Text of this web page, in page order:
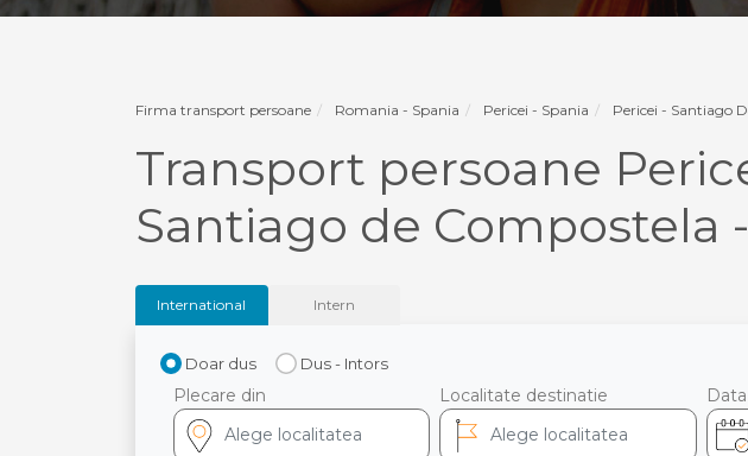
Firma transport persoane Romania - Spania Pericei - Spania Pericei - Santiago
Transport persoane
Santiago de Compostela
International Intern
Doar dus Dus - Intors
Plecare din Localitate destinatie